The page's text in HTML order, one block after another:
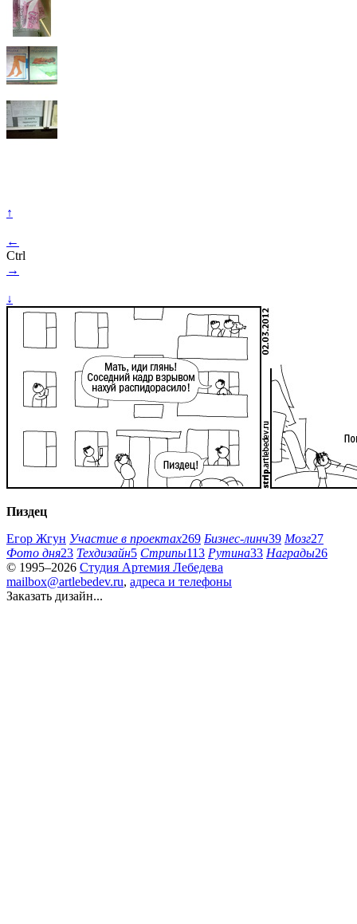
↑
←
Ctrl
→
↓
Пиздец
Егор Жгун Участие в проектах269 Бизнес-линч39 Мозг27
Фото дня23 Техдизайн5 Стрипы113 Рутина33 Награды26
© 1995–2026 Студия Артемия Лебедева
mailbox@artlebedev.ru, адреса и телефоны
Заказать дизайн...